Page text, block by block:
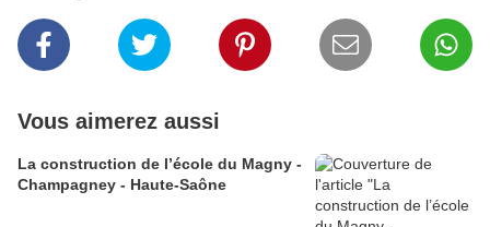
Vous aimerez aussi
La construction de l’école du Magny -
Champagney - Haute-Saône